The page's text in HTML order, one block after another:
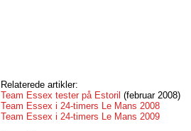
Relaterede artikler:
Team Essex tester på Estoril (februar 2008)
Team Essex i 24-timers Le Mans 2008
Team Essex i 24-timers Le Mans 2009